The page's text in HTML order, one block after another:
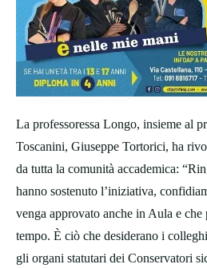
La professoressa Longo, insieme al
Toscanini, Giuseppe Tortorici, ha
da tutta la comunità accademica:
hanno sostenuto l’iniziativa,
venga approvato anche in Aula e che
tempo. È ciò che desiderano i
gli organi statutari dei Conservatori